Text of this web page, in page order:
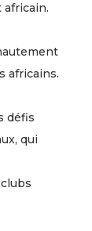
africains.
défis
qui